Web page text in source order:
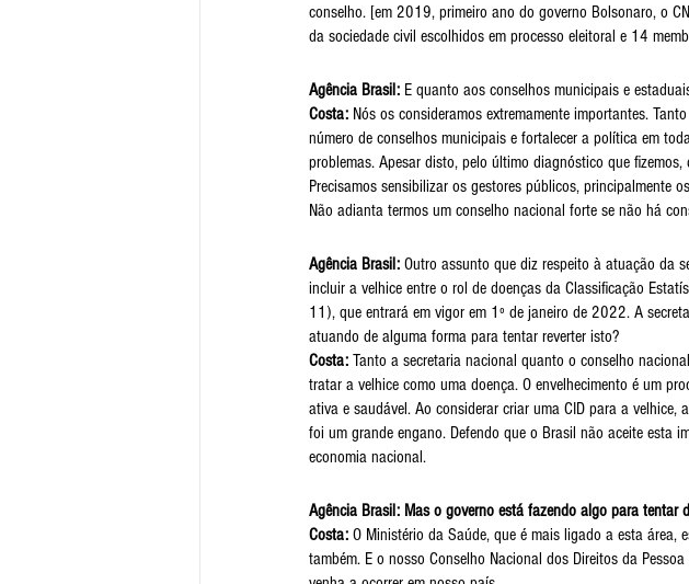
conselho. [em 2019, primeiro ano do governo Bolsonaro, o
da sociedade civil escolhidos em processo eleitoral e 14
Agência Brasil: E quanto aos conselhos municipais e
Costa: Nós os consideramos extremamente importantes.
número de conselhos municipais e fortalecer a política em
problemas. Apesar disto, pelo último diagnóstico que
Precisamos sensibilizar os gestores públicos, principalmente
Não adianta termos um conselho nacional forte se não há
Agência Brasil: Outro assunto que diz respeito à atuação da
incluir a velhice entre o rol de doenças da Classificação
11), que entrará em vigor em 1º de janeiro de 2022. A
atuando de alguma forma para tentar reverter isto?
Costa: Tanto a secretaria nacional quanto o conselho
tratar a velhice como uma doença. O envelhecimento é um
ativa e saudável. Ao considerar criar uma CID para a velhice,
foi um grande engano. Defendo que o Brasil não aceite esta
economia nacional.
Agência Brasil: Mas o governo está fazendo algo para tentar
Costa: O Ministério da Saúde, que é mais ligado a esta área,
também. E o nosso Conselho Nacional dos Direitos da